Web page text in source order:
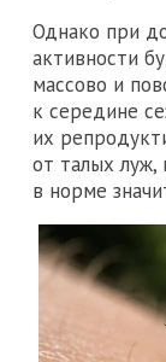
Однако при
активности
массово и
к середине
их
от талых луж,
в норме